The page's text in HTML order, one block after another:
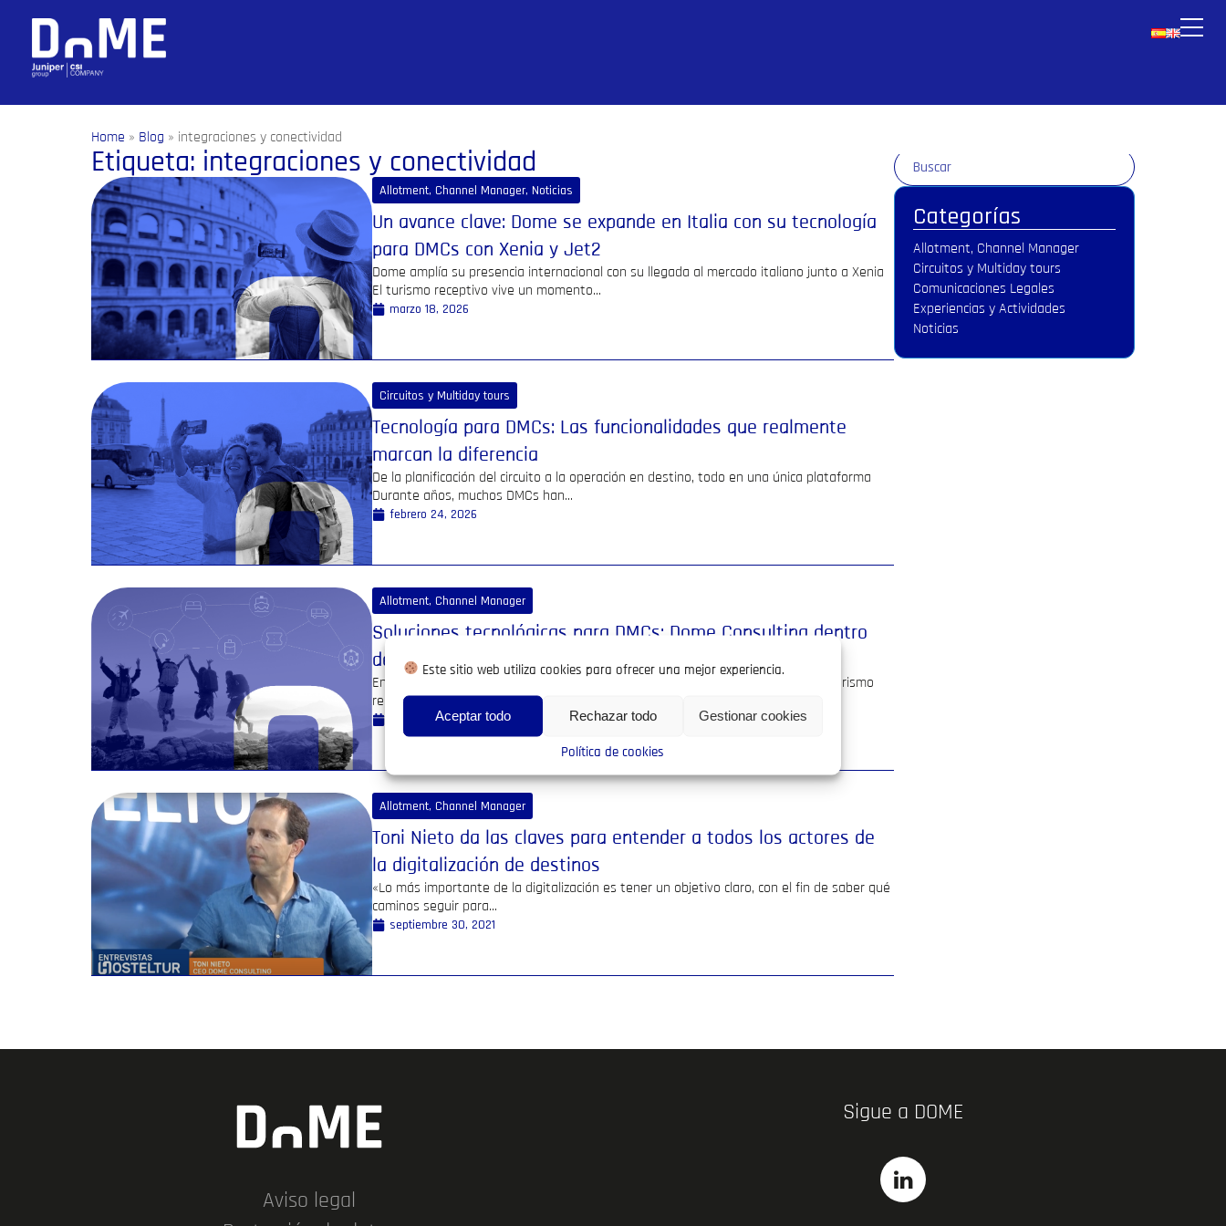
Este sitio web utiliza cookies para ofrecer una mejor experiencia.
Aceptar todo Rechazar todo Gestionar cookies
Política de cookies
Home » Blog » integraciones y conectividad
Etiqueta: integraciones y conectividad
Allotment, Channel Manager, Noticias
Un avance clave: Dome se expande en Italia con su tecnología
para DMCs con Xenia y Jet2
Dome amplía su presencia internacional con su llegada al mercado italiano junto a Xenia
El turismo receptivo vive un momento...
marzo 18, 2026
Circuitos y Multiday tours
Tecnología para DMCs: Las funcionalidades que realmente
marcan la diferencia
De la planificación del circuito a la operación en destino, todo en una única plataforma
Durante años, muchos DMCs han...
febrero 24, 2026
Allotment, Channel Manager
Soluciones tecnológicas para DMCs: Dome Consulting dentro
del ecosistema Juniper
En un sector turístico cada vez más competitivo y digitalizado, las agencias de turismo
receptivo (DMCs) necesitan soluciones tecnológicas que...
noviembre 3, 2025
Allotment, Channel Manager
Toni Nieto da las claves para entender a todos los actores de
la digitalización de destinos
«Lo más importante de la digitalización es tener un objetivo claro, con el fin de saber qué
caminos seguir para...
septiembre 30, 2021
Categorías
Allotment, Channel Manager
Circuitos y Multiday tours
Comunicaciones Legales
Experiencias y Actividades
Noticias
Aviso legal
Sigue a DOME